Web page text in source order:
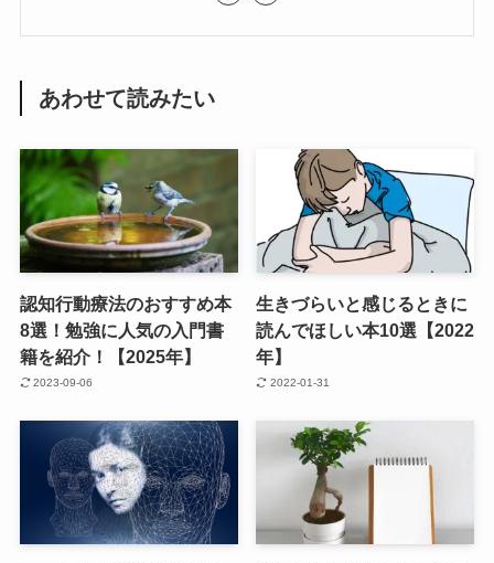
あわせて読みたい
認知行動療法のおすすめ本
8選！勉強に人気の入門書
籍を紹介！【2025年】
2023-09-06
生きづらいと感じるときに
読んでほしい本10選【2022
年】
2022-01-31